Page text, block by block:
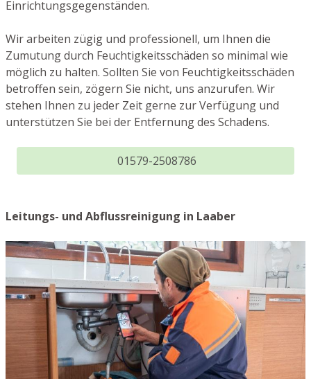
Einrichtungsgegenständen.
Wir arbeiten zügig und professionell, um Ihnen die
Zumutung durch Feuchtigkeitsschäden so minimal wie
möglich zu halten. Sollten Sie von Feuchtigkeitsschäden
betroffen sein, zögern Sie nicht, uns anzurufen. Wir
stehen Ihnen zu jeder Zeit gerne zur Verfügung und
unterstützen Sie bei der Entfernung des Schadens.
01579-2508786
Leitungs- und Abflussreinigung in Laaber